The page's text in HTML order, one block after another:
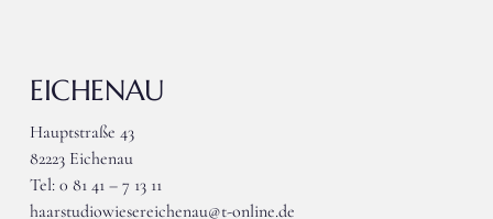
EICHENAU
Hauptstraße 43
82223 Eichenau
Tel: 0 81 41 – 7 13 11
haarstudiowiesereichenau@t-online.de